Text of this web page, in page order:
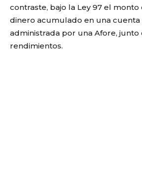
contraste, bajo la Ley 97 el
dinero acumulado en una cuenta
administrada por una Afore, junto
rendimientos.